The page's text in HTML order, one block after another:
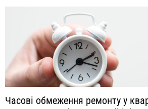
Часові обмеження ремонту у